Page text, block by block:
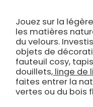
Jouez sur la
les matières
du velours.
objets de
fauteuil cosy,
douillets, linge de
faites entrer la
vertes ou du bois